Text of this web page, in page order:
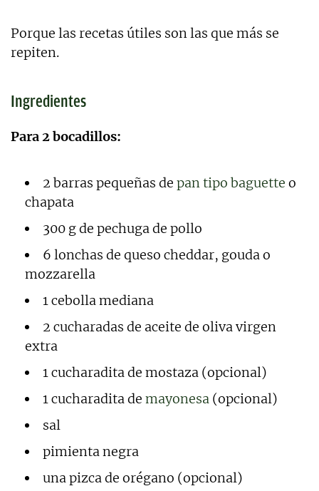
Porque las recetas útiles son las que más se
repiten.
Ingredientes
Para 2 bocadillos:
2 barras pequeñas de pan tipo baguette o
chapata
300 g de pechuga de pollo
6 lonchas de queso cheddar, gouda o
mozzarella
1 cebolla mediana
2 cucharadas de aceite de oliva virgen
extra
1 cucharadita de mostaza (opcional)
1 cucharadita de mayonesa (opcional)
sal
pimienta negra
una pizca de orégano (opcional)